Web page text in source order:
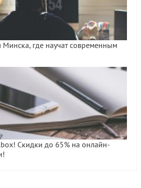
где научат современным
Скидки до 65% на онлайн-